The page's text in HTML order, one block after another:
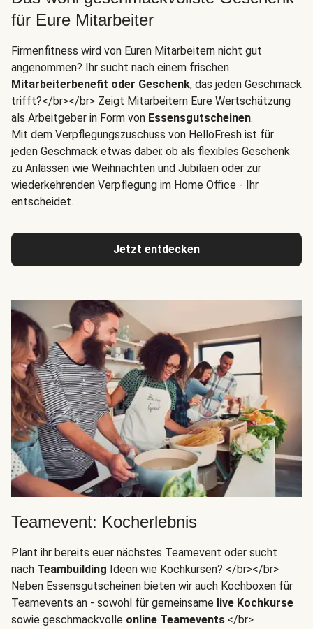
für Eure Mitarbeiter
Firmenfitness wird von Euren Mitarbeitern nicht gut
angenommen? Ihr sucht nach einem frischen
Mitarbeiterbenefit oder Geschenk, das jeden Geschmack
trifft?</br></br> Zeigt Mitarbeitern Eure Wertschätzung
als Arbeitgeber in Form von Essensgutscheinen.
Mit dem Verpflegungszuschuss von HelloFresh ist für
jeden Geschmack etwas dabei: ob als flexibles Geschenk
zu Anlässen wie Weihnachten und Jubiläen oder zur
wiederkehrenden Verpflegung im Home Office - Ihr
entscheidet.
Jetzt entdecken
Teamevent: Kocherlebnis
Plant ihr bereits euer nächstes Teamevent oder sucht
nach Teambuilding Ideen wie Kochkursen? </br></br>
Neben Essensgutscheinen bieten wir auch Kochboxen für
Teamevents an - sowohl für gemeinsame live Kochkurse
sowie geschmackvolle online Teamevents.</br>